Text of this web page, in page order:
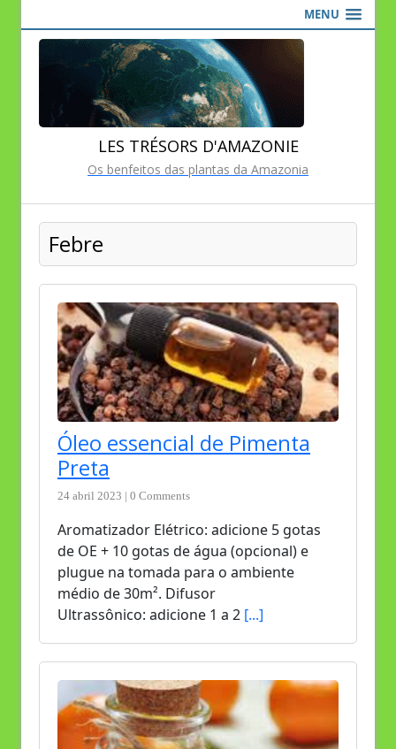
MENU
LES TRÉSORS D'AMAZONIE
Os benfeitos das plantas da Amazonia
Febre
Óleo essencial de Pimenta
Preta
24 abril 2023 | 0 Comments
Aromatizador Elétrico: adicione 5 gotas
de OE + 10 gotas de água (opcional) e
plugue na tomada para o ambiente
médio de 30m². Difusor
Ultrassônico: adicione 1 a 2 [...]